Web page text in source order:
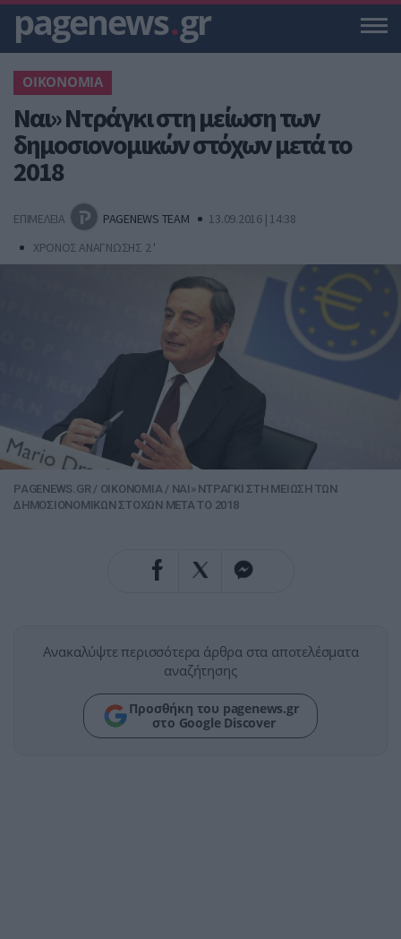
pagenews.gr
ΟΙΚΟΝΟΜΙΑ
Ναι» Ντράγκι στη μείωση των
δημοσιονομικών στόχων μετά το
2018
ΕΠΙΜΕΛΕΙΑ PAGENEWS TEAM
13.09.2016 | 14:38
ΧΡΟΝΟΣ ΑΝΑΓΝΩΣΗΣ 2 '
PAGENEWS.GR/ ΟΙΚΟΝΟΜΙΑ/ ΝΑΙ» ΝΤΡΑΓΚΙ ΣΤΗ ΜΕΙΩΣΗ ΤΩΝ
ΔΗΜΟΣΙΟΝΟΜΙΚΩΝ ΣΤΟΧΩΝ ΜΕΤΑ ΤΟ 2018
Ανακαλύψτε περισσότερα άρθρα στα αποτελέσματα
αναζήτησης
Προσθήκη του pagenews.gr
στο Google Discover